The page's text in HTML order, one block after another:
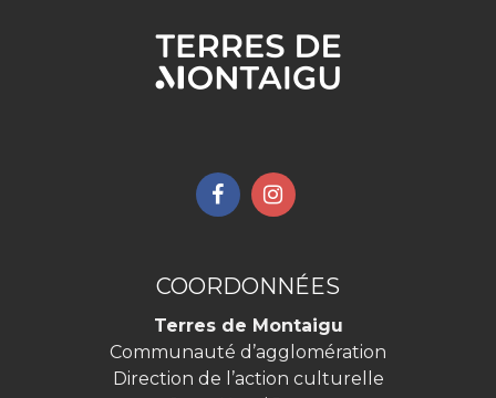
Lien
compte
Facebook
Lien
compte
Instagram
COORDONNÉES
Terres de Montaigu
Communauté d’agglomération
Direction de l’action culturelle